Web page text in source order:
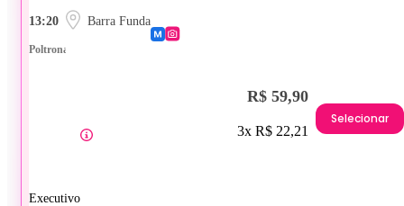
13:20 Barra Funda
Poltrona
Executivo
R$ 59,90
3x R$ 22,21
Selecionar